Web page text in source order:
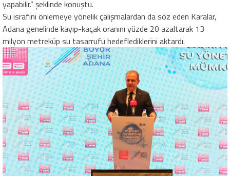
yapabilir.” şeklinde konuştu.
Su israfını önlemeye yönelik çalışmalardan da söz eden Karalar,
Adana genelinde kayıp-kaçak oranını yüzde 20 azaltarak 13
milyon metreküp su tasarrufu hedeflediklerini aktardı.